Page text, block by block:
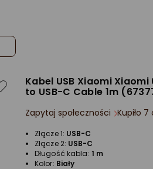
Kabel USB Xiaomi Xiaomi
to USB-C Cable 1m
Zapytaj społeczności Kupiło 7
Złącze 1: USB-C
Złącze 2: USB-C
Długość kabla: 1 m
Kolor: Biały